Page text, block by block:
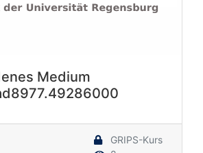
Medium
GRIPS-Kurs